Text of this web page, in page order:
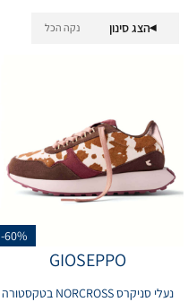
▾הצג סינון נקה הכל
-60%
GIOSEPPO
נעלי סניקרס NORCROSS בטקסטורה